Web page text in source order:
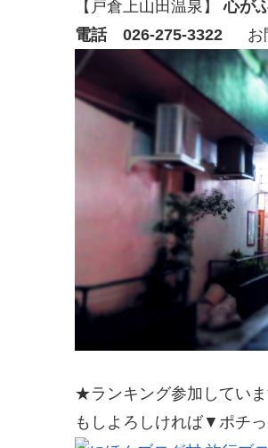
【戸倉上山田温泉】
心が
電話 026-275-3322
お
★ランキング参加していま
もしよろしければ▼ポチ